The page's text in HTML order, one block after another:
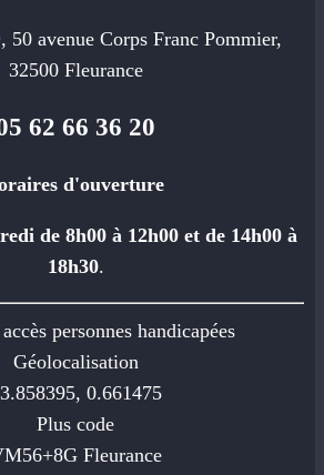
, 50 avenue Corps Franc Pommier,
32500 Fleurance
62 66 36 20
d'ouverture
de 8h00 à 12h00 et de 14h00 à
18h30.
personnes handicapées
Géolocalisation
0.661475
Plus code
Fleurance